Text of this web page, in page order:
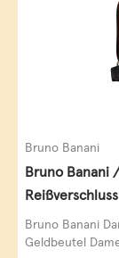
Bruno Banani
Bruno Banani
Querformat,
Bruno Banani
Geldbeutel